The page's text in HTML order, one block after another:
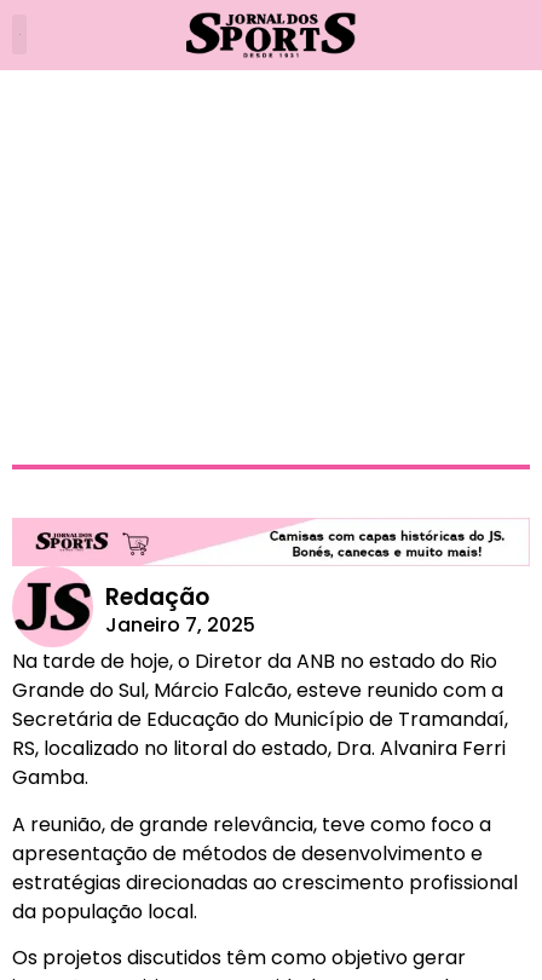
Redação
Janeiro 7, 2025
Na tarde de hoje, o Diretor da ANB no estado do Rio
Grande do Sul, Márcio Falcão, esteve reunido com a
Secretária de Educação do Município de Tramandaí,
RS, localizado no litoral do estado, Dra. Alvanira Ferri
Gamba.
A reunião, de grande relevância, teve como foco a
apresentação de métodos de desenvolvimento e
estratégias direcionadas ao crescimento profissional
da população local.
Os projetos discutidos têm como objetivo gerar